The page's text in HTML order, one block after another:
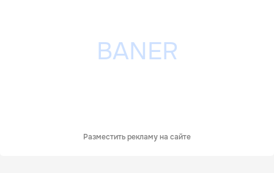
Разместить рекламу на сайте